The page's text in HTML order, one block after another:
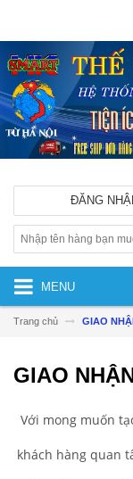
ĐĂNG
MENU
Trang chủ GIAO
GIAO
Với mong muốn
khách hàng quan